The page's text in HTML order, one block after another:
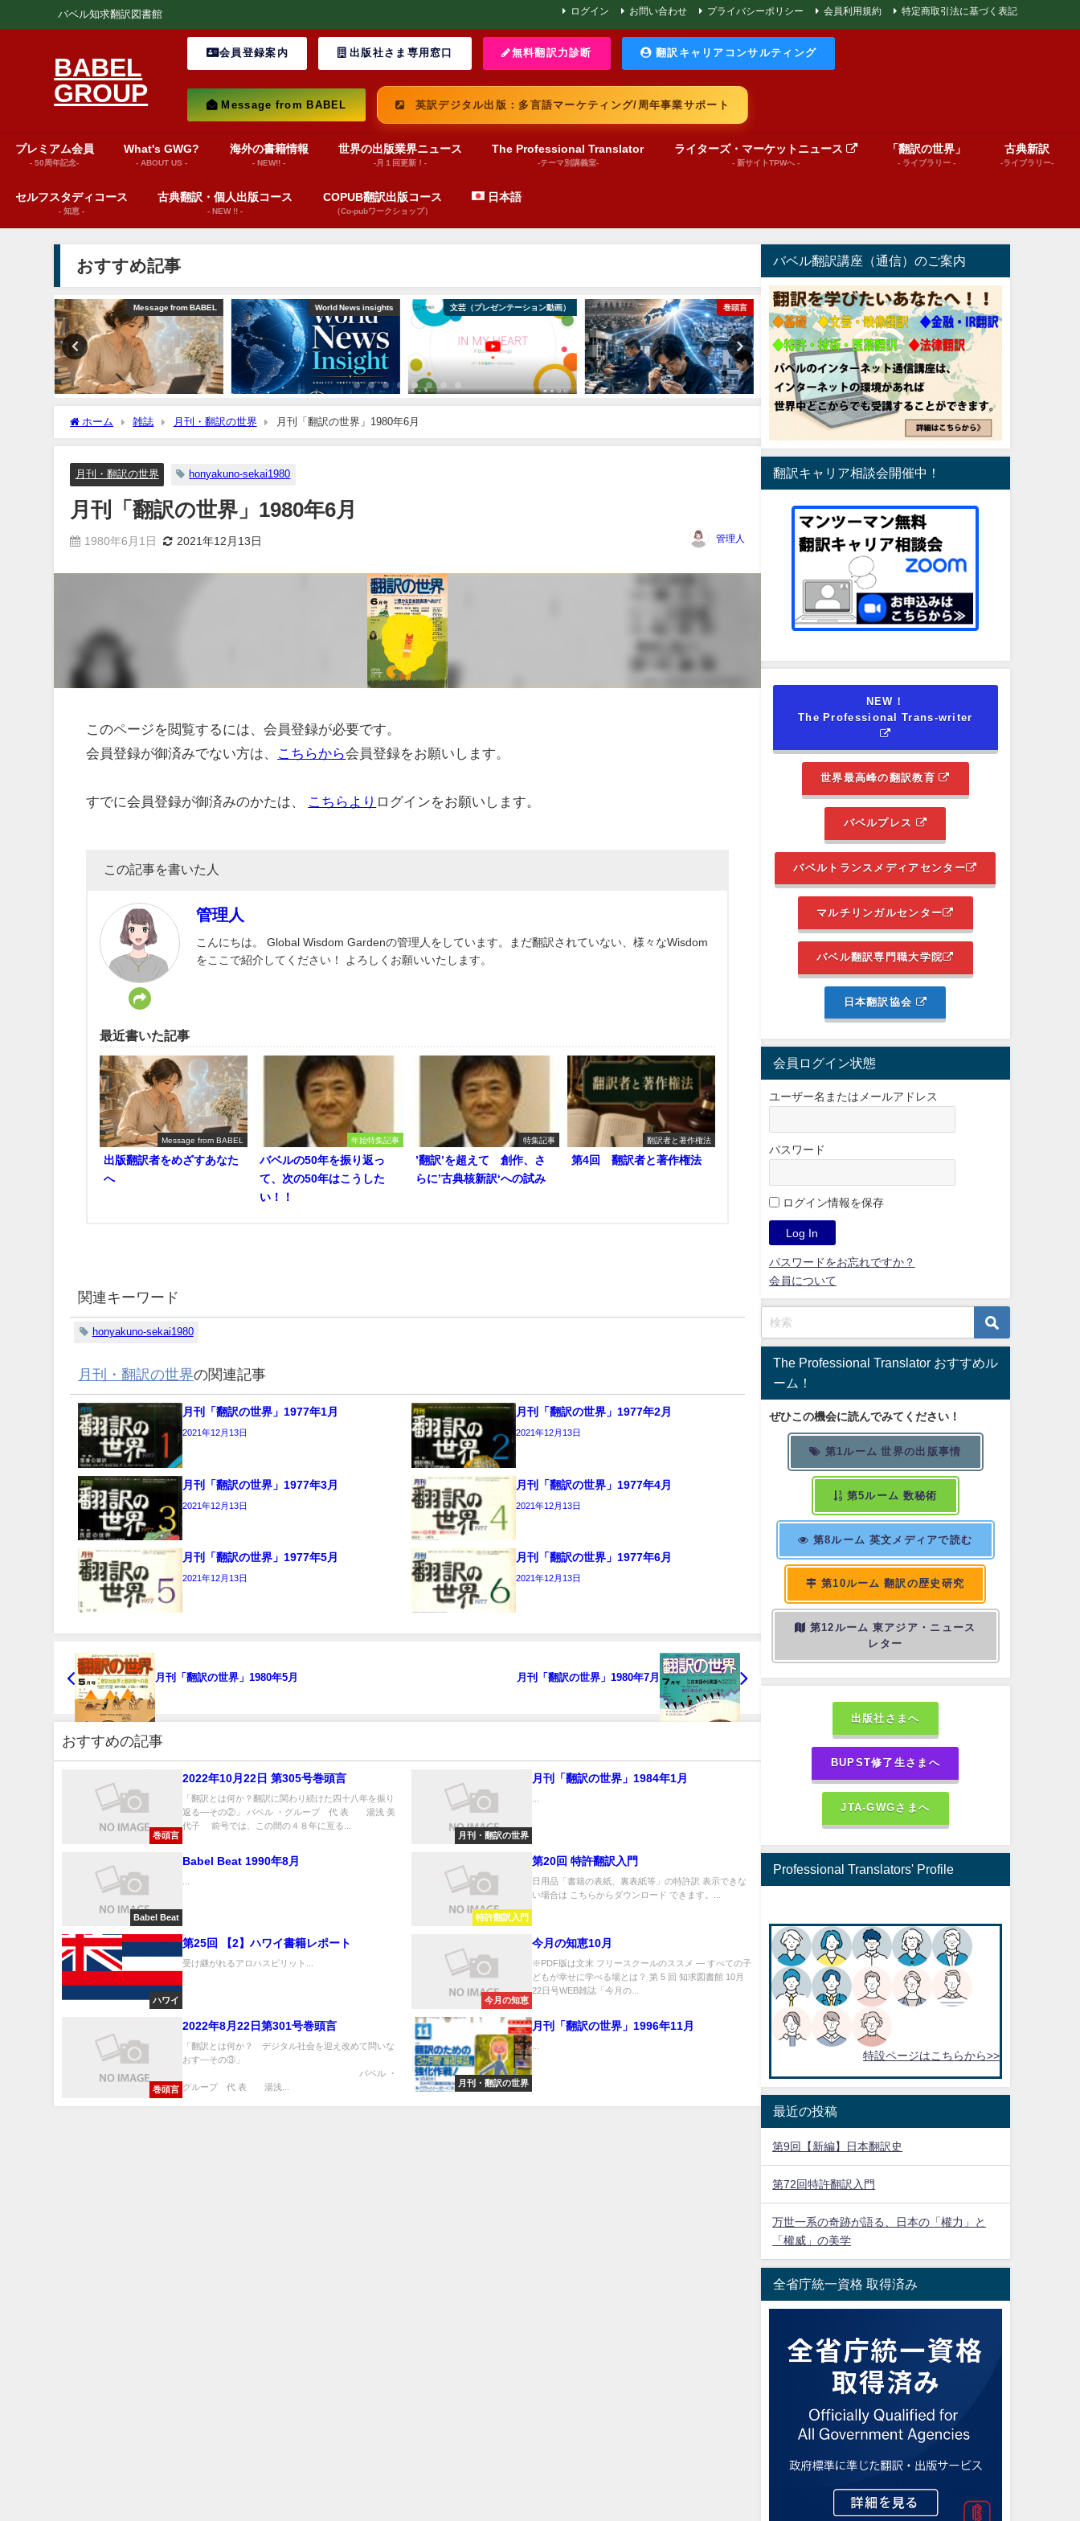
バベル知求翻訳図書館 ログイン お問い合わせ プライバシーポリシー 会員利用規約 特定商取引法に基づく表記
BABEL
GROUP
会員登録案内 出版社さま専用窓口 無料翻訳力診断 翻訳キャリアコンサルティング
Message from BABEL 英訳デジタル出版：多言語マーケティング/周年事業サポート
プレミアム会員
- 50周年記念-
What's GWG?
- ABOUT US -
海外の書籍情報
- NEW!! -
世界の出版業界ニュース
-月１回更新！-
The Professional Translator
-テーマ別講義室-
ライターズ・マーケットニュース
- 新サイトTPWへ -
「翻訳の世界」
- ライブラリー -
古典新訳
-ライブラリー-
セルフスタディコース
- 知恵 -
古典翻訳・個人出版コース
- NEW !! -
COPUB翻訳出版コース
（Co-pubワークショップ）
日本語
おすすめ記事
World News insights 文芸（プレゼンテーション動画） 巻頭言 巻頭言 文芸（プレゼンテーション動画） 文芸（プレゼンテーショ
ホーム 雑誌 月刊・翻訳の世界 月刊「翻訳の世界」1980年6月
月刊・翻訳の世界 honyakuno-sekai1980
月刊「翻訳の世界」1980年6月
1980年6月1日 2021年12月13日 管理人
このページを閲覧するには、会員登録が必要です。
会員登録が御済みでない方は、
こちらから会員登録をお願いします。
すでに会員登録が御済みのかたは、 こちらより ログインをお願いします。
この記事を書いた人
管理人
こんにちは。 Global Wisdom Gardenの管理人をしています。まだ翻訳されていない、様々なWisdom
をここで紹介してください！ よろしくお願いいたします。
最近書いた記事
Message from BABEL
出版翻訳者をめざすあなた
へ
年始特集記事
バベルの50年を振り返っ
て、次の50年はこうした
い！！
特集記事
’翻訳’を超えて 創作、さ
らに’古典核新訳‘への試み
翻訳者と著作権法
第4回 翻訳者と著作権法
関連キーワード
honyakuno-sekai1980
月刊・翻訳の世界の関連記事
月刊「翻訳の世界」1977年1月
2021年12月13日
月刊「翻訳の世界」1977年2月
2021年12月13日
月刊「翻訳の世界」1977年3月
2021年12月13日
月刊「翻訳の世界」1977年4月
2021年12月13日
月刊「翻訳の世界」1977年5月
2021年12月13日
月刊「翻訳の世界」1977年6月
2021年12月13日
月刊「翻訳の世界」1980年5月 月刊「翻訳の世界」1980年7月
おすすめの記事
巻頭言
2022年10月22日 第305号巻頭言
「翻訳とは何か？翻訳に関わり続けた四十八年を振り
返る—その②」 バベル ・グループ 代 表 湯浅 美
代子 前号では、この間の４８年に亙る...
月刊・翻訳の世界
月刊「翻訳の世界」1984年1月
Babel Beat
Babel Beat 1990年8月
特許翻訳入門
第20回 特許翻訳入門
日用品「書籍の表紙、裏表紙等」の特許訳 表示できな
い場合は こちらからダウンロード できます。...
ハワイ
第25回 【2】ハワイ書籍レポート
受け継がれるアロハスピリット...
今月の知恵
今月の知恵10月
※PDF版は文末 フリースクールのススメ ― すべての子
どもが幸せに学べる場とは？ 第 5 回 知求図書館 10月
22日号WEB雑誌「今月の...
巻頭言
2022年8月22日第301号巻頭言
「翻訳とは何か？ デジタル社会を迎え改めて問いな
おす—その③」
バベル ・
グループ 代 表 湯浅...
月刊・翻訳の世界
月刊「翻訳の世界」1996年11月
バベル翻訳講座（通信）のご案内
翻訳キャリア相談会開催中！
NEW！
The Professional Trans-writer
世界最高峰の翻訳教育
バベルプレス
バベルトランスメディアセンター
マルチリンガルセンター
バベル翻訳専門職大学院
日本翻訳協会
会員ログイン状態
ユーザー名またはメールアドレス
パスワード
ログイン情報を保存
パスワードをお忘れですか？
会員について
The Professional Translator おすすめル
ーム！
ぜひこの機会に読んでみてください！
第1ルーム 世界の出版事情
第5ルーム 数秘術
第8ルーム 英文メディアで読む
第10ルーム 翻訳の歴史研究
第12ルーム 東アジア・ニュース
レター
出版社さまへ
BUPST修了生さまへ
JTA-GWGさまへ
Professional Translators' Profile
特設ページはこちらから>>
最近の投稿
第9回【新編】日本翻訳史
第72回特許翻訳入門
万世一系の奇跡が語る、日本の「權力」と
「權威」の美学
全省庁統一資格 取得済み